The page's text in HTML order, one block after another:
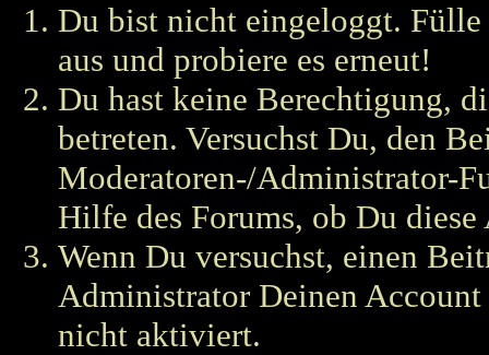
Du bist nicht eingeloggt.
aus und probiere es erneut!
Du hast keine Berechtigung,
betreten. Versuchst Du, den
Moderatoren-/Administrator-
Hilfe des Forums, ob Du
Wenn Du versuchst, einen
Administrator Deinen Account
nicht aktiviert.